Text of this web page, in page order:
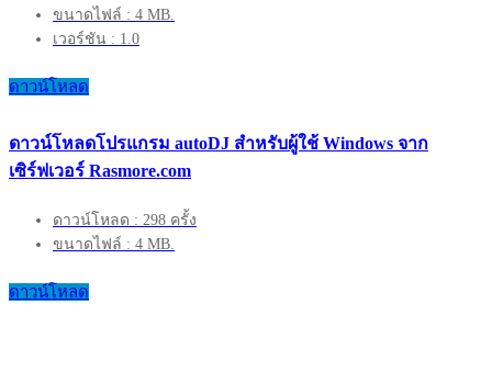
ขนาดไฟล์ : 4 MB.
เวอร์ชัน : 1.0
ดาวน์โหลด
ดาวน์โหลดโปรแกรม autoDJ สำหรับผู้ใช้ Windows จาก
เซิร์ฟเวอร์ Rasmore.com
ดาวน์โหลด : 298 ครั้ง
ขนาดไฟล์ : 4 MB.
ดาวน์โหลด